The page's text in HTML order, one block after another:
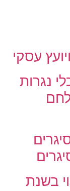
עסקי
נגרות
בשנת